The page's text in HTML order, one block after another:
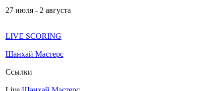
27 июля - 2 августа
LIVE SCORING
Шанхай Мастерс
Ссылки